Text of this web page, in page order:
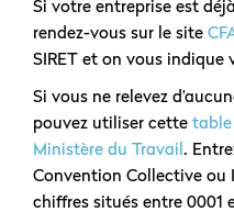
Si votre entreprise est
rendez-vous sur le site
SIRET et on vous indique
Si vous ne relevez
pouvez utiliser cette table
Ministère du Travail .
Convention Collective ou
chiffres situés entre 0001